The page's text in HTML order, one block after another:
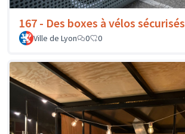
167 - Des boxes à vélos sécurisés
Ville de Lyon
0 0